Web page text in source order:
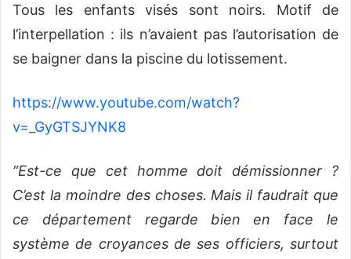
Tous les enfants visés sont noirs. Motif de
l’interpellation : ils n’avaient pas l’autorisation de
se baigner dans la piscine du lotissement.
https://www.youtube.com/watch?
v=_GyGTSJYNK8
“Est-ce que cet homme doit démissionner ?
C’est la moindre des choses. Mais il faudrait que
ce département regarde bien en face le
système de croyances de ses officiers, surtout